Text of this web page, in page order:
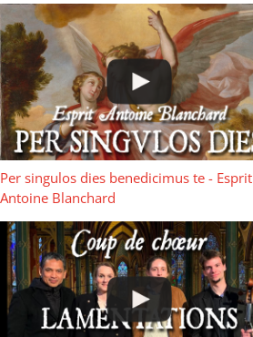
Per singulos dies benedicimus te - Esprit
Antoine Blanchard